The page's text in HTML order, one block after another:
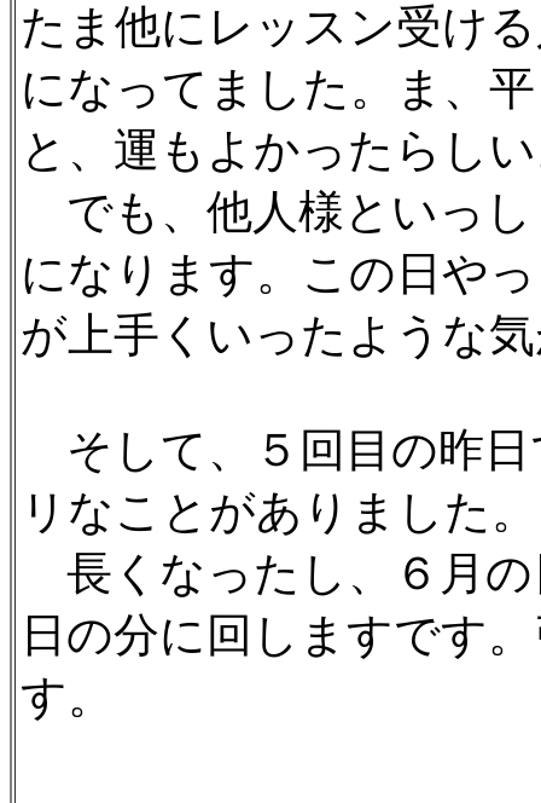
たま他にレッスン受け
になってました。ま、
と、運もよかったらし
でも、他人様といっ
になります。この日や
が上手くいったような
そして、５回目の昨
リなことがありました。
長くなったし、６月
日の分に回しますです
す。